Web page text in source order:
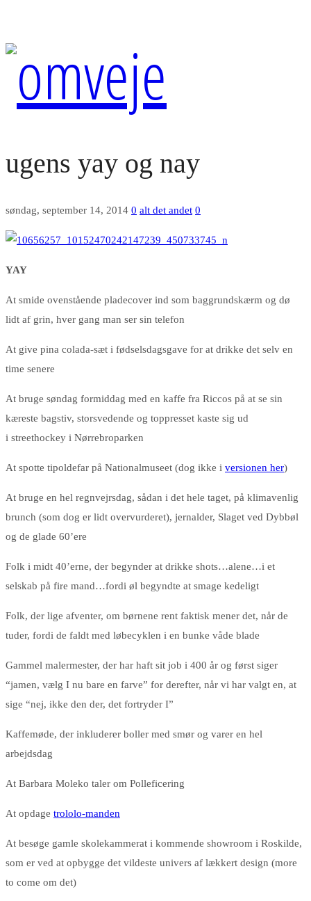
ugens yay og nay
søndag, september 14, 2014 0 alt det andet 0
YAY
At smide ovenstående pladecover ind som baggrundskærm og dø
lidt af grin, hver gang man ser sin telefon
At give pina colada-sæt i fødselsdagsgave for at drikke det selv en
time senere
At bruge søndag formiddag med en kaffe fra Riccos på at se sin
kæreste bagstiv, storsvedende og toppresset kaste sig ud
i streethockey i Nørrebroparken
At spotte tipoldefar på Nationalmuseet (dog ikke i versionen her)
At bruge en hel regnvejrsdag, sådan i det hele taget, på klimavenlig
brunch (som dog er lidt overvurderet), jernalder, Slaget ved Dybbøl
og de glade 60’ere
Folk i midt 40’erne, der begynder at drikke shots…alene…i et
selskab på fire mand…fordi øl begyndte at smage kedeligt
Folk, der lige afventer, om børnene rent faktisk mener det, når de
tuder, fordi de faldt med løbecyklen i en bunke våde blade
Gammel malermester, der har haft sit job i 400 år og først siger
“jamen, vælg I nu bare en farve” for derefter, når vi har valgt en, at
sige “nej, ikke den der, det fortryder I”
Kaffemøde, der inkluderer boller med smør og varer en hel
arbejdsdag
At Barbara Moleko taler om Polleficering
At opdage trololo-manden
At besøge gamle skolekammerat i kommende showroom i Roskilde,
som er ved at opbygge det vildeste univers af lækkert design (more
to come om det)